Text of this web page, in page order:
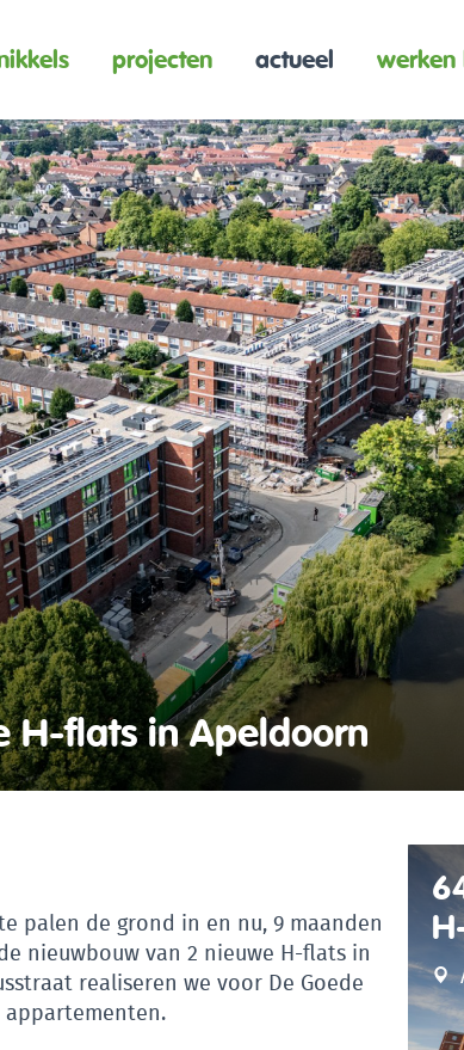
projecten actueel werken
H-flats in Apeldoorn
palen de grond in en nu, 9 maanden
nieuwbouw van 2 nieuwe H-flats in
realiseren we voor De Goede